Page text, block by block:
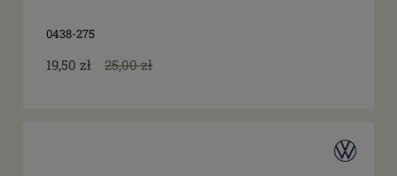
0438-275
19,50 zł 25,00 zł